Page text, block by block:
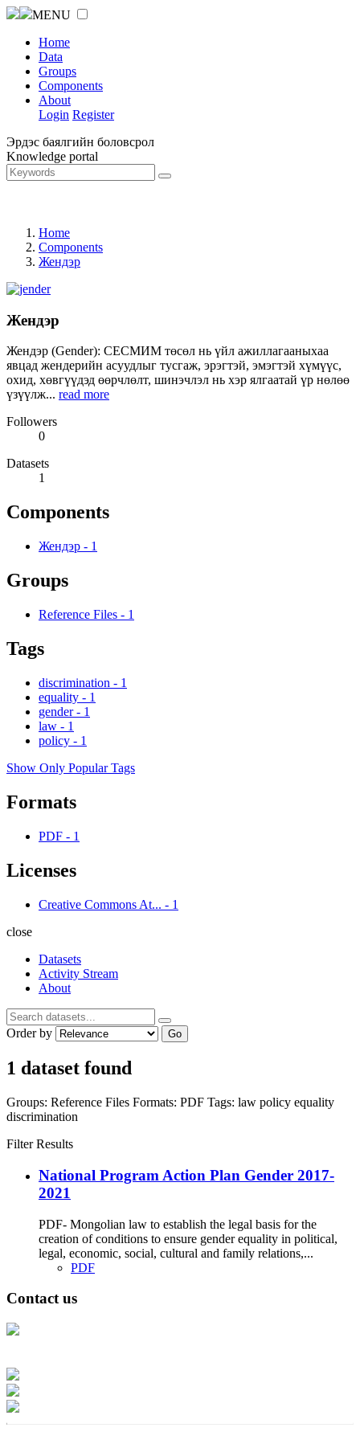
MENU
Home
Data
Groups
Components
About
Login Register
Эрдэс баялгийн боловсрол
Knowledge portal
Home
Components
Жендэр
Жендэр
Жендэр (Gender): СЕСМИМ төсөл нь үйл ажиллагааныхаа
явцад жендерийн асуудлыг тусгаж, эрэгтэй, эмэгтэй хүмүүс,
охид, хөвгүүдэд өөрчлөлт, шинэчлэл нь хэр ялгаатай үр нөлөө
үзүүлж... read more
Followers
0
Datasets
1
Components
Жендэр - 1
Groups
Reference Files - 1
Tags
discrimination - 1
equality - 1
gender - 1
law - 1
policy - 1
Show Only Popular Tags
Formats
PDF - 1
Licenses
Creative Commons At... - 1
close
Datasets
Activity Stream
About
Order by Go
1 dataset found
Groups: Reference Files Formats: PDF Tags: law policy equality
discrimination
Filter Results
National Program Action Plan Gender 2017-
2021
PDF- Mongolian law to establish the legal basis for the
creation of conditions to ensure gender equality in political,
legal, economic, social, cultural and family relations,...
PDF
Contact us